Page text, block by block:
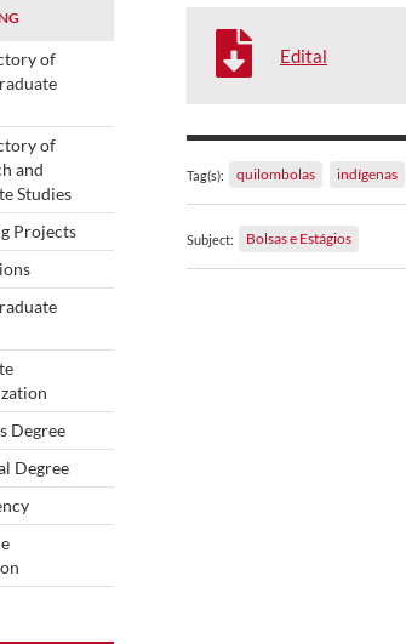
of
of
and
Studies
Projects
Degree
Degree
Edital
Tag(s): quilombolas indígenas
Subject: Bolsas e Estágios